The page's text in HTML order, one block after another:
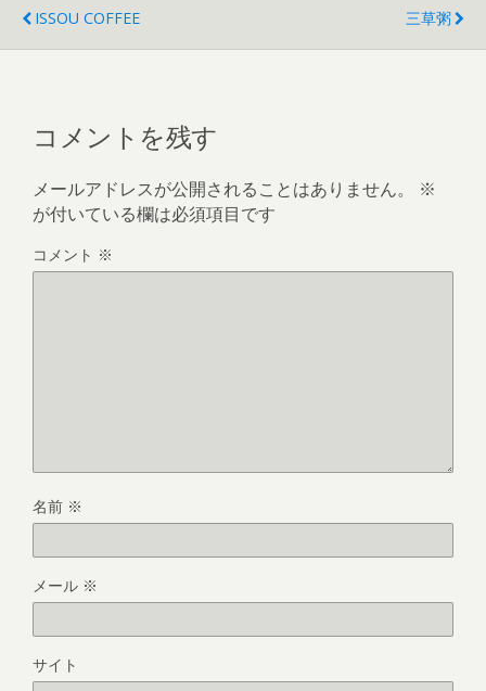
ISSOU COFFEE
三草粥
コメントを残す
メールアドレスが公開されることはありません。
※
が付いている欄は必須項目です
コメント ※
名前 ※
メール ※
サイト